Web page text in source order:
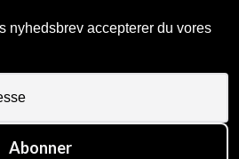
nyhedsbrev accepterer du vores
Abonner